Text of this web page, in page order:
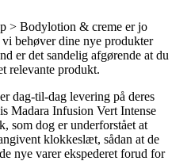
> Bodylotion & creme er jo
behøver dine nye produkter
er det sandelig afgørende at du
relevante produkt.
dag-til-dag levering på deres
Madara Infusion Vert Intense
som dog er underforstået at
klokkeslæt, sådan at de
nye varer ekspederet forud for